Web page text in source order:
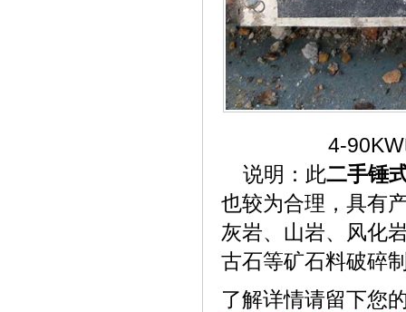
4-
说明：此二手锤
也较为合理，具有
灰岩、山岩、风化
古石等矿石料破碎
了解详情请留下您